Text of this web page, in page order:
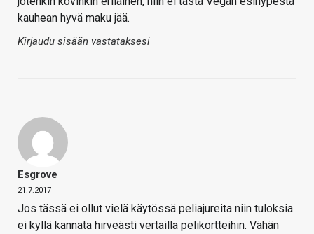
kauhean hyvä maku jää.
Kirjaudu sisään vastataksesi
Esgrove
21.7.2017
Jos tässä ei ollut vielä käytössä peliajureita niin tuloksia
ei kyllä kannata hirveästi vertailla pelikortteihin. Vähän